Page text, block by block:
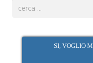
SI, VOGLIO